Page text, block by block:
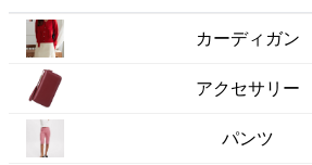
カーディガン
アクセサリー
パンツ